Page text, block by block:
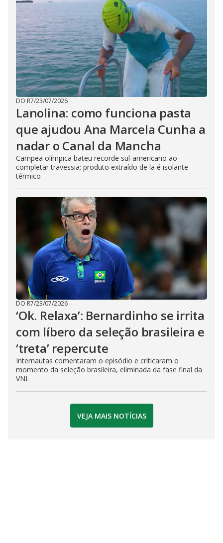
DO R7/23/07/2026
Lanolina: como funciona pasta
que ajudou Ana Marcela Cunha a
nadar o Canal da Mancha
Campeã olímpica bateu recorde sul-americano ao
completar travessia; produto extraído de lã é isolante
térmico
DO R7/23/07/2026
‘Ok. Relaxa’: Bernardinho se irrita
com líbero da seleção brasileira e
‘treta’ repercute
Internautas comentaram o episódio e criticaram o
momento da seleção brasileira, eliminada da fase final da
VNL
VEJA MAIS NOTÍCIAS